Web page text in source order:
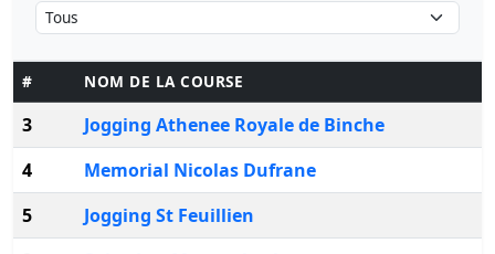
# NOM DE LA COURSE
3
Jogging Athenee Royale de Binche
4
Memorial Nicolas Dufrane
5
Jogging St Feuillien